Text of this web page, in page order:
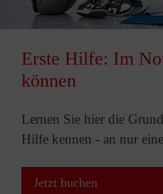
Erste Hilfe: Im
können
Lernen Sie hier die
Hilfe kennen - an nur
Jetzt buchen